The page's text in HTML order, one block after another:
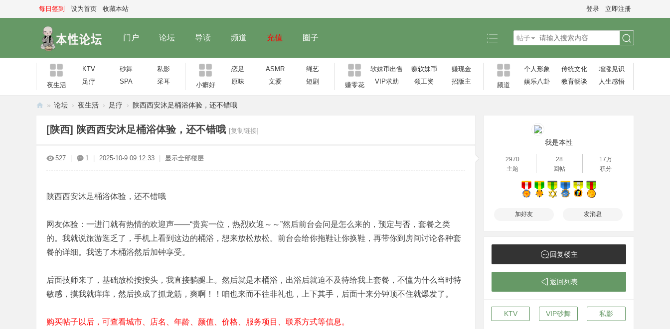
每日签到 设为首页 收藏本站 登录 立即注册
门户 论坛 导读 频道 充值 圈子 帖子
夜生活
KTV 砂舞
私影
足疗
SPA 采耳 小癖好
恋足 ASMR
绳艺
原味
文爱 短剧 赚零花
软妹币出售 赚软妹币
赚现金
VIP求助
领工资 招版主 频道
个人形象 传统文化
增涨见识‌
娱乐八卦
教育畅谈 人生感悟
» 论坛 › 夜生活 › 足疗 › 陕西西安沐足桶浴体验，还不错哦
[陕西] 陕西西安沐足桶浴体验，还不错哦 [复制链接]
527 1 2025-10-9 09:12:33 显示全部楼层
陕西西安沐足桶浴体验，还不错哦
网友体验：一进门就有热情的欢迎声——“贵宾一位，热烈欢迎～～”然后前台会问是怎么来的，预定与否，套餐之类
的。我就说旅游逛乏了，手机上看到这边的桶浴，想来放松放松。前台会给你拖鞋让你换鞋，再带你到房间讨论各种套
餐的详细。我选了木桶浴然后加钟享受。
后面技师来了，基础放松按按头，我直接躺腿上。然后就是木桶浴，出浴后就迫不及待给我上套餐，不懂为什么当时特
敏感，摸我就痒痒，然后换成了抓龙筋，爽啊！！咱也来而不往非礼也，上下其手，后面十来分钟顶不住就爆发了。
购买帖子以后，可查看城市、店名、年龄、颜值、价格、服务项目、联系方式等信息。
我是本性
2970
主题
28
回帖
17万
积分
加好友 发消息
回复楼主
返回列表
KTV VIP砂舞 私影